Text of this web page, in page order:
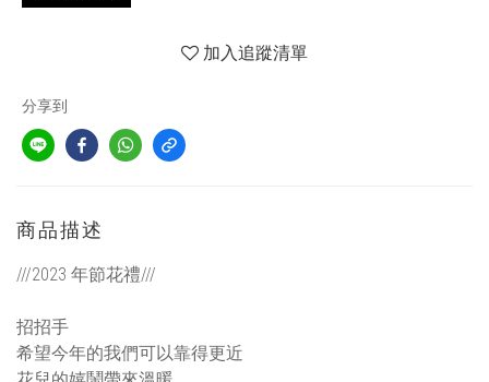
加入追蹤清單
分享到
商品描述
///2023 年節花禮///
招招手
希望今年的我們可以靠得更近